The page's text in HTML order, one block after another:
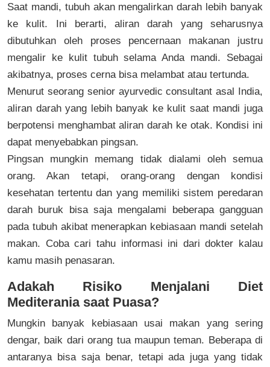
Saat mandi, tubuh akan mengalirkan darah lebih banyak
ke kulit. Ini berarti, aliran darah yang seharusnya
dibutuhkan oleh proses pencernaan makanan justru
mengalir ke kulit tubuh selama Anda mandi. Sebagai
akibatnya, proses cerna bisa melambat atau tertunda.
Menurut seorang senior ayurvedic consultant asal India,
aliran darah yang lebih banyak ke kulit saat mandi juga
berpotensi menghambat aliran darah ke otak. Kondisi ini
dapat menyebabkan pingsan.
Pingsan mungkin memang tidak dialami oleh semua
orang. Akan tetapi, orang-orang dengan kondisi
kesehatan tertentu dan yang memiliki sistem peredaran
darah buruk bisa saja mengalami beberapa gangguan
pada tubuh akibat menerapkan kebiasaan mandi setelah
makan. Coba cari tahu informasi ini dari dokter kalau
kamu masih penasaran.
Adakah Risiko Menjalani Diet
Mediterania saat Puasa?
Mungkin banyak kebiasaan usai makan yang sering
dengar, baik dari orang tua maupun teman. Beberapa di
antaranya bisa saja benar, tetapi ada juga yang tidak